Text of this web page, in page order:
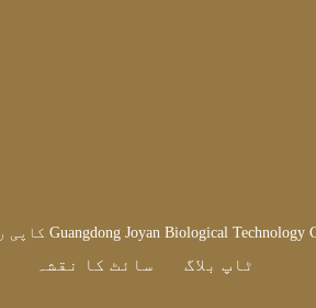
سائٹ کا نقشہ ٹاپ بلاگ